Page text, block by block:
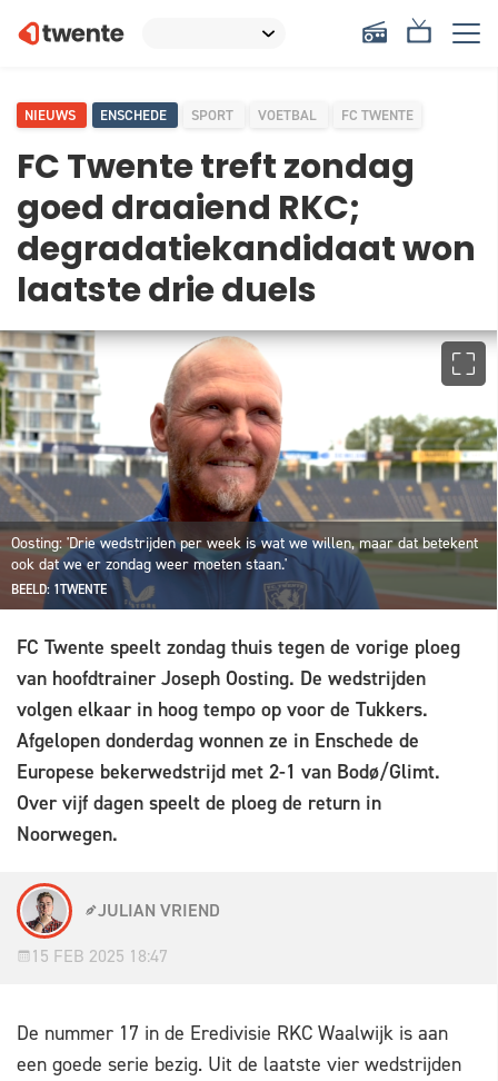
NIEUWS ENSCHEDE SPORT VOETBAL FC TWENTE
FC Twente treft zondag
goed draaiend RKC;
degradatiekandidaat won
laatste drie duels
Oosting: 'Drie wedstrijden per week is wat we willen, maar dat betekent
ook dat we er zondag weer moeten staan.'
BEELD: 1TWENTE
FC Twente speelt zondag thuis tegen de vorige ploeg
van hoofdtrainer Joseph Oosting. De wedstrijden
volgen elkaar in hoog tempo op voor de Tukkers.
Afgelopen donderdag wonnen ze in Enschede de
Europese bekerwedstrijd met 2-1 van Bodø/Glimt.
Over vijf dagen speelt de ploeg de return in
Noorwegen.
JULIAN VRIEND
15 FEB 2025 18:47
De nummer 17 in de Eredivisie RKC Waalwijk is aan
een goede serie bezig. Uit de laatste vier wedstrijden